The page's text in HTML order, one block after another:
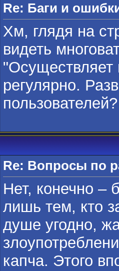
Re: Баги и
Хм, глядя на
видеть
регулярно.
пользователей?
Re: Вопросы по
Нет, конечно –
лишь тем, кто
душе угодно,
капча. Этого